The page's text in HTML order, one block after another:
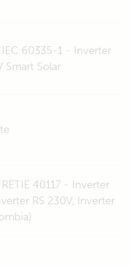
60335-1 - Inverter
Smart Solar
40117 - Inverter
RS 230V, Inverter